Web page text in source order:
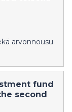
arvonnousu
fund
second